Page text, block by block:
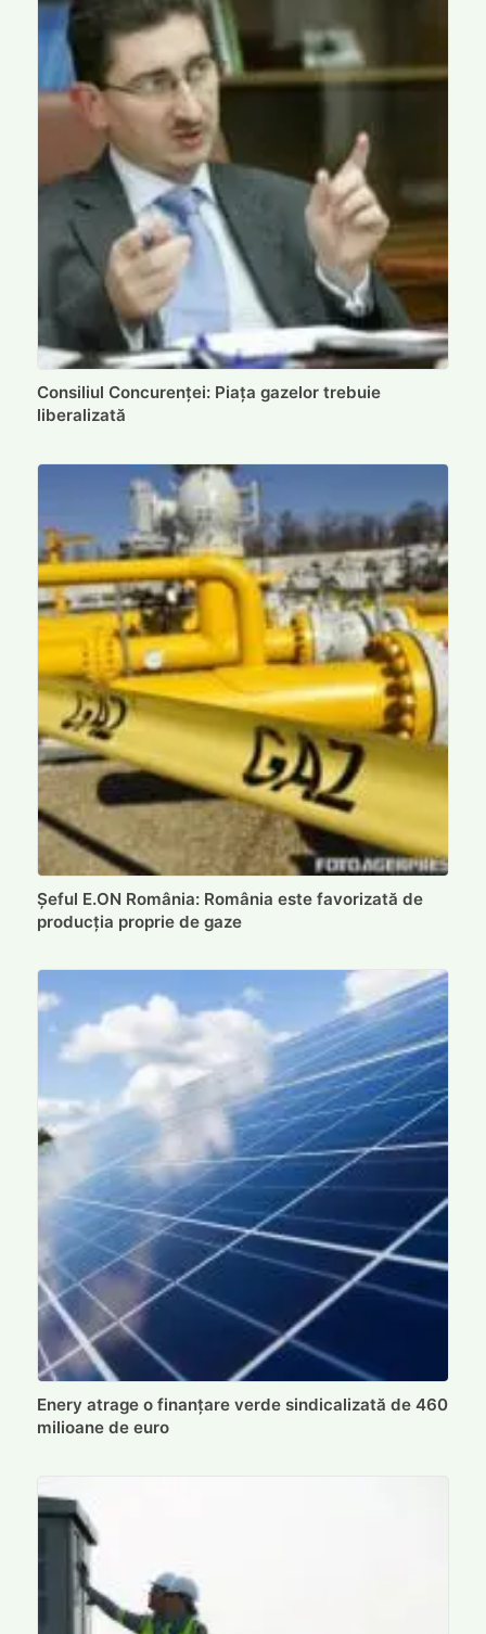
Consiliul Concurenței: Piața gazelor trebuie
liberalizată
Șeful E.ON România: România este favorizată de
producția proprie de gaze
Enery atrage o finanțare verde sindicalizată de 460
milioane de euro